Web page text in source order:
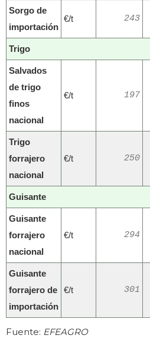
Sorgo de
importación
€/t 243
Trigo
Salvados
de trigo
finos
nacional
€/t 197
Trigo
forrajero
nacional
€/t 250
Guisante
Guisante
forrajero
nacional
€/t 294
Guisante
forrajero de
importación
€/t 301
Fuente: EFEAGRO